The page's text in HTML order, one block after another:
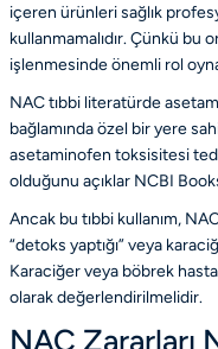
içeren ürünleri sağlık
kullanmamalıdır. Çünkü bu
işlenmesinde önemli rol
NAC tıbbi literatürde
bağlamında özel bir yere
asetaminofen toksisitesi
olduğunu açıklar NCBI
Ancak bu tıbbi kullanım,
“detoks yaptığı” veya
Karaciğer veya böbrek
olarak değerlendirilmelidir.
NAC Zararları